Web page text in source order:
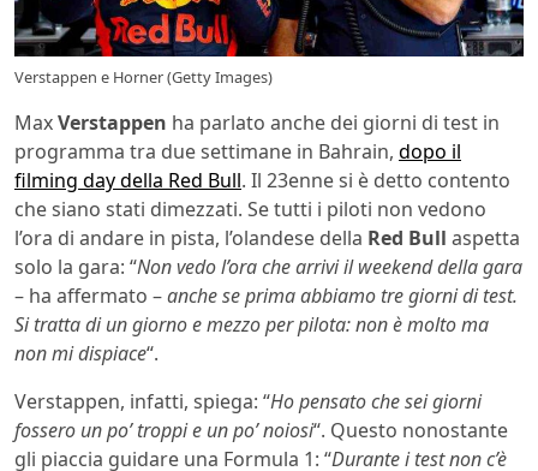
Verstappen e Horner (Getty Images)
MaxVerstappen ha parlato anche dei giorni di test in
programma tra due settimane in Bahrain, dopo il
filming day della Red Bull. Il 23enne si è detto contento
che siano stati dimezzati. Se tutti i piloti non vedono
l’ora di andare in pista, l’olandese della Red Bull aspetta
solo la gara: “Non vedo l’ora che arrivi il weekend della gara
– ha affermato –anche se prima abbiamo tre giorni di test.
Si tratta di un giorno e mezzo per pilota: non è molto ma
non mi dispiace“.
Verstappen, infatti, spiega: “Ho pensato che sei giorni
fossero un po’ troppi e un po’ noiosi“. Questo nonostante
gli piaccia guidare una Formula 1: “Durante i test non c’è